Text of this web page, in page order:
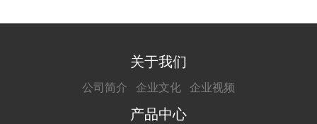
关于我们
公司简介 企业文化 企业视频
产品中心